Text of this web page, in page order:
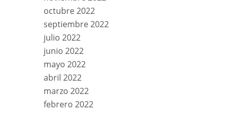
octubre 2022
septiembre 2022
julio 2022
junio 2022
mayo 2022
abril 2022
marzo 2022
febrero 2022